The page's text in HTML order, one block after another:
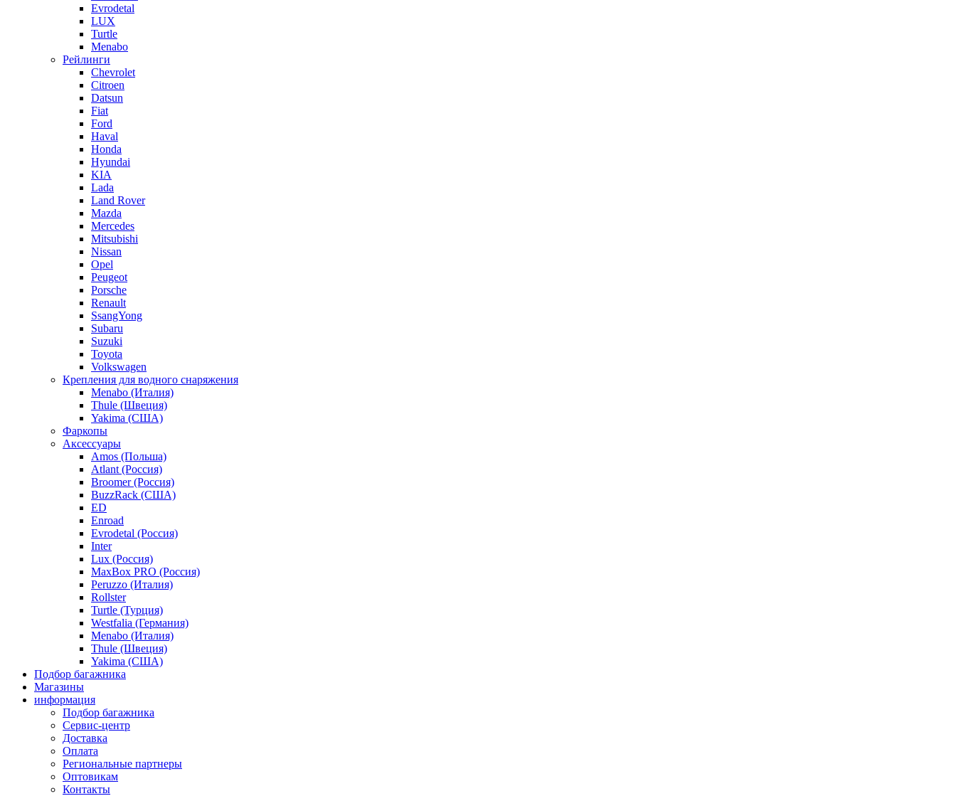
Evrodetal
LUX
Turtle
Menabo
Рейлинги
Chevrolet
Citroen
Datsun
Fiat
Ford
Haval
Honda
Hyundai
KIA
Lada
Land Rover
Mazda
Mercedes
Mitsubishi
Nissan
Opel
Peugeot
Porsche
Renault
SsangYong
Subaru
Suzuki
Toyota
Volkswagen
Крепления для водного снаряжения
Menabo (Италия)
Thule (Швеция)
Yakima (США)
Фаркопы
Аксессуары
Amos (Польша)
Atlant (Россия)
Broomer (Россия)
BuzzRack (США)
ED
Enroad
Evrodetal (Россия)
Inter
Lux (Россия)
MaxBox PRO (Россия)
Peruzzo (Италия)
Rollster
Turtle (Турция)
Westfalia (Германия)
Menabo (Италия)
Thule (Швеция)
Yakima (США)
Подбор багажника
Магазины
информация
Подбор багажника
Сервис-центр
Доставка
Оплата
Региональные партнеры
Оптовикам
Контакты